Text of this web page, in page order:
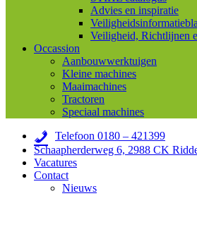
Advies en inspiratie
Veiligheid, Richtlijnen
Occassion
Aanbouwwerktuigen
Kleine machines
Maaimachines
Tractoren
Speciaal machines
Telefoon 0180 – 421399
Schaapherderweg 6, 2988 CK
Vacatures
Contact
Nieuws